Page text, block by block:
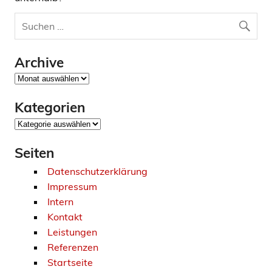
Archive
Archive
Kategorien
Kategorien
Seiten
Datenschutzerklärung
Impressum
Intern
Kontakt
Leistungen
Referenzen
Startseite